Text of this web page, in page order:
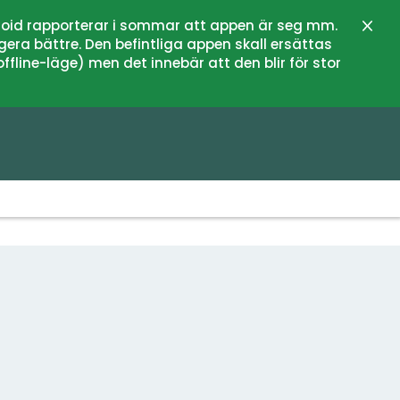
rapporterar i sommar att appen är seg mm.
bättre. Den befintliga appen skall ersättas
läge) men det innebär att den blir för stor